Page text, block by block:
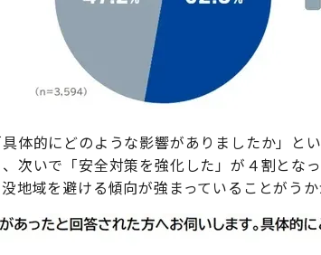
体的にどのような影響がありましたか」と
次いで「安全対策を強化した」が４割とな
地域を避ける傾向が強まっていることがうか